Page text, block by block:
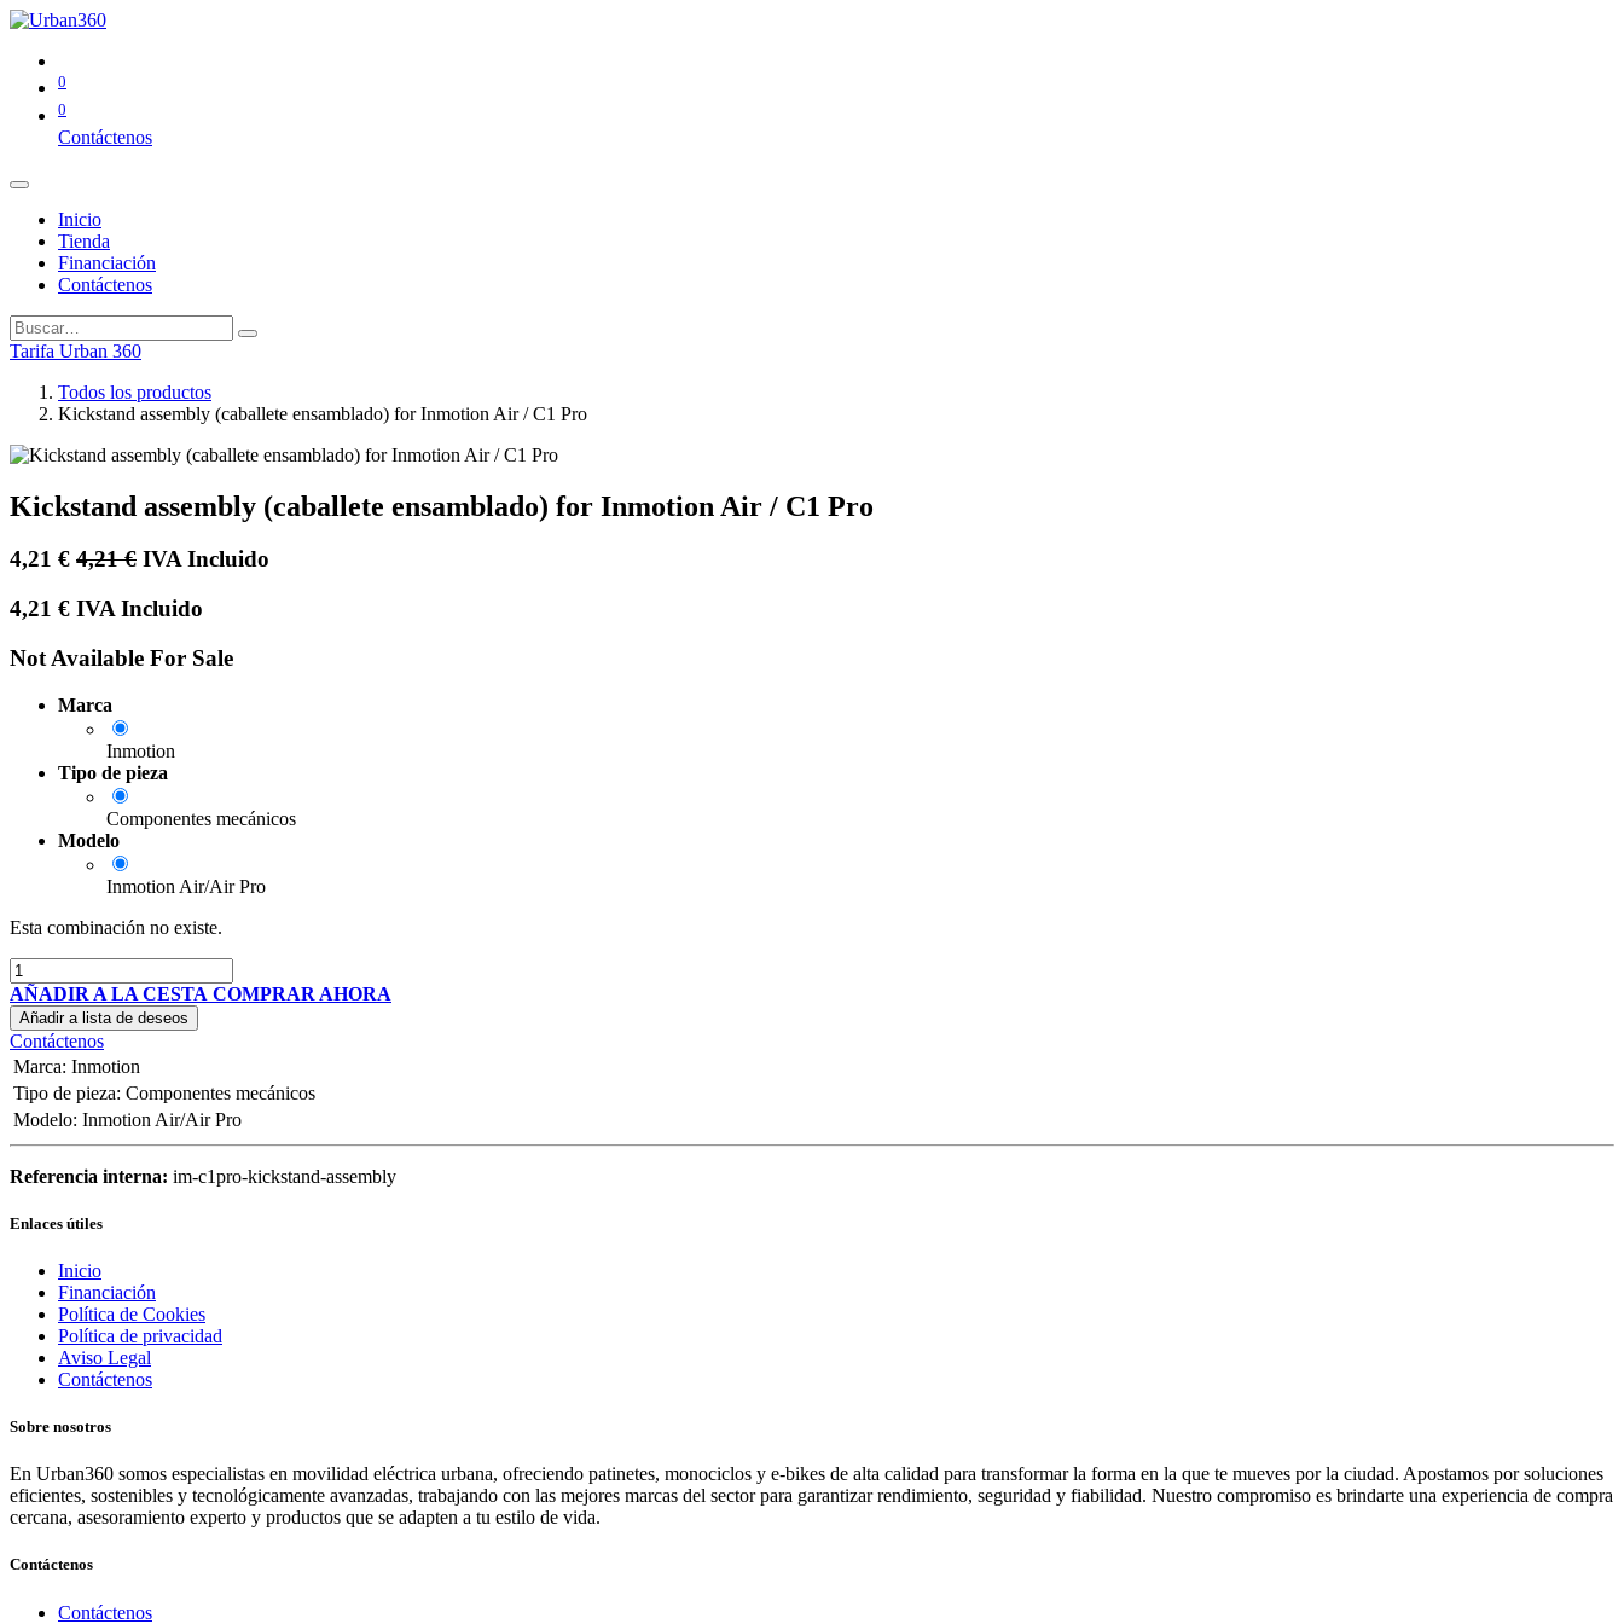
0
0
Contáctenos
Inicio
Tienda
Financiación
Contáctenos
Tarifa Urban 360
Todos los productos
Kickstand assembly (caballete ensamblado) for Inmotion Air / C1 Pro
Kickstand assembly (caballete ensamblado) for Inmotion Air / C1 Pro
4,21 € 4,21€ IVA Incluido
4,21 € IVA Incluido
Not Available For Sale
Marca
Inmotion
Tipo de pieza
Componentes mecánicos
Modelo
Inmotion Air/Air Pro
Esta combinación no existe.
AÑADIR A LA CESTA COMPRAR AHORA
Añadir a lista de deseos
Contáctenos
Marca: Inmotion
Tipo de pieza: Componentes mecánicos
Modelo: Inmotion Air/Air Pro
Referencia interna: im-c1pro-kickstand-assembly
Enlaces útiles
Inicio
Financiación
Política de Cookies
Política de privacidad
Aviso Legal
Contáctenos
Sobre nosotros
En Urban360 somos especialistas en movilidad eléctrica urbana, ofreciendo patinetes, monociclos y e-bikes de alta calidad para transformar la forma en la que te mueves por la ciudad. Apostamos por soluciones
eficientes, sostenibles y tecnológicamente avanzadas, trabajando con las mejores marcas del sector para garantizar rendimiento, seguridad y fiabilidad. Nuestro compromiso es brindarte una experiencia de compra
cercana, asesoramiento experto y productos que se adapten a tu estilo de vida.
Contáctenos
Contáctenos